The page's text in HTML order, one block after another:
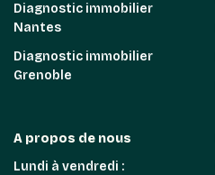
Diagnostic immobilier
Nantes
Diagnostic immobilier
Grenoble
A propos de nous
Lundi à vendredi :